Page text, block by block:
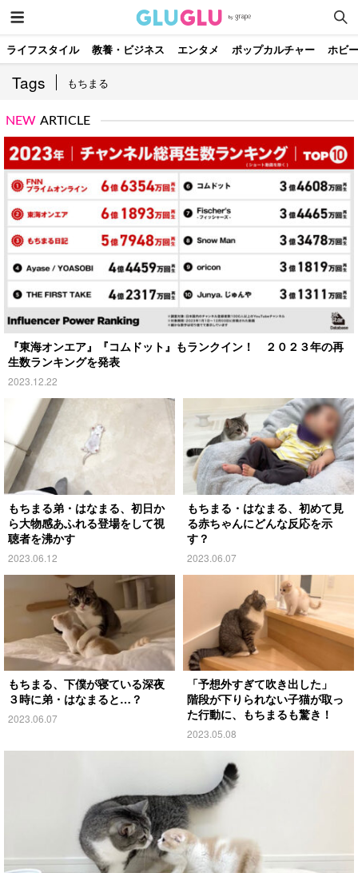
ライフスタイル 教養・ビジネス エンタメ ポップカルチャー ホビー
Tags もちまる
NEW ARTICLE
『東海オンエア』『コムドット』もランクイン！ ２０２３年の再
生数ランキングを発表
2023.12.22
もちまる弟・はなまる、初日か
ら大物感あふれる登場をして視
聴者を沸かす
2023.06.12
もちまる・はなまる、初めて見
る赤ちゃんにどんな反応を示
す？
2023.06.07
もちまる、下僕が寝ている深夜
３時に弟・はなまると…？
2023.06.07
「予想外すぎて吹き出した」
階段が下りられない子猫が取っ
た行動に、もちまるも驚き！
2023.05.08